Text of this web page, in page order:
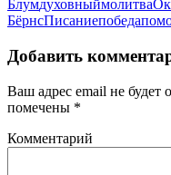
Блумдуховныймолитва
БёрнсПисаниепобеда
Добавить
Ваш адрес email не будет
помечены *
Комментарий